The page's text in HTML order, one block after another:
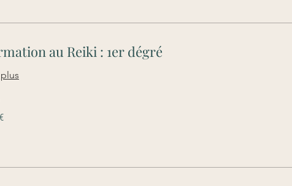
au Reiki : 1er dégré